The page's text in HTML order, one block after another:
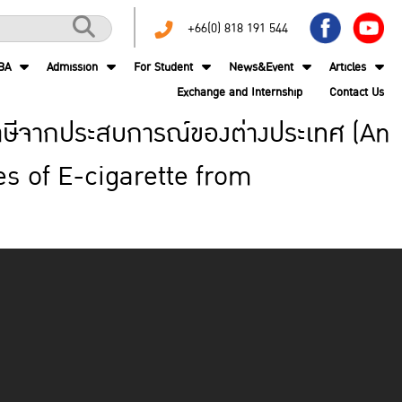
+66(0) 818 191 544
Admission For Student News&Event
Articles
Exchange and Internship
Contact Us
ากประสบการณ์ของต่างประเทศ (An
of E-cigarette from